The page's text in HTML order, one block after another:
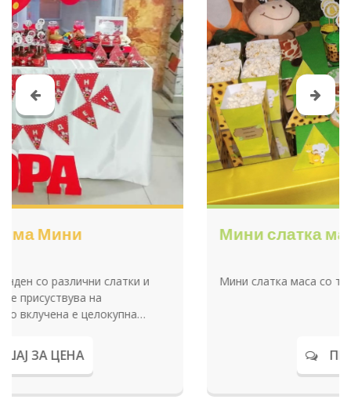
Мини слатка маса со тема Животни
Мини слатка маса со тема Животни.